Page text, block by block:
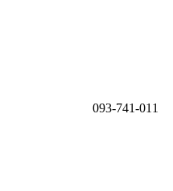
093-741-011